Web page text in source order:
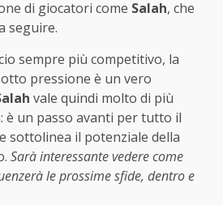
di giocatori come Salah, che
seguire.
sempre più competitivo, la
pressione è un vero
vale quindi molto di più
è un passo avanti per tutto il
sottolinea il potenziale della
Sarà interessante vedere come
le prossime sfide, dentro e